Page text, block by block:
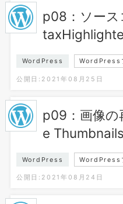
p08：ソース
WordPress WordPress
公開日:2021年08月25日
p09：画像の
e Thumbnails
WordPress WordPress
公開日:2021年08月24日